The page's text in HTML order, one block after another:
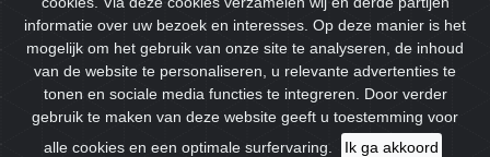
© 2026Alleveilingen.Alle rechten voorbehouden.
informatie over uw bezoek en interesses. Op deze manier is het
mogelijk om het gebruik van onze site te analyseren, de inhoud
van de website te personaliseren, u relevante advertenties te
tonen en sociale media functies te integreren. Door verder
gebruik te maken van deze website geeft u toestemming voor
alle cookies en een optimale surfervaring.
Ik ga akkoord